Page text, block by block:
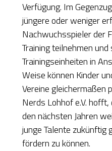
Verfügung. Im
jüngere oder weniger
Nachwuchsspieler der
Training teilnehmen
Trainingseinheiten in
Weise können Kinder
Vereine gleichermaßen
Nerds Lohhof e.V.
den nächsten Jahren
junge Talente zukünftig
fördern zu können.